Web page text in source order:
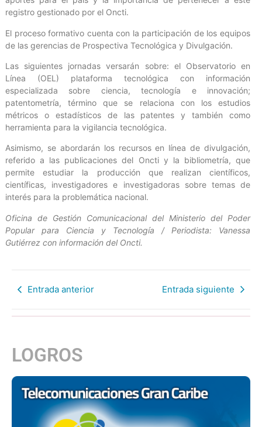
registro gestionado por el Oncti.
El proceso formativo cuenta con la participación de los equipos
de las gerencias de Prospectiva Tecnológica y Divulgación.
Las siguientes jornadas versarán sobre: el Observatorio en
Línea (OEL) plataforma tecnológica con información
especializada sobre ciencia, tecnología e innovación;
patentometría, término que se relaciona con los estudios
métricos o estadísticos de las patentes y también como
herramienta para la vigilancia tecnológica.
Asimismo, se abordarán los recursos en línea de divulgación,
referido a las publicaciones del Oncti y la bibliometría, que
permite estudiar la producción que realizan científicos,
científicas, investigadores e investigadoras sobre temas de
interés para la problemática nacional.
Oficina de Gestión Comunicacional del Ministerio del Poder
Popular para Ciencia y Tecnología / Periodista: Vanessa
Gutiérrez con información del Oncti.
Entrada anterior Entrada siguiente
LOGROS